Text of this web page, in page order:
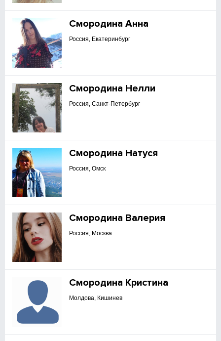
Смородина Анна
Россия, Екатеринбург
Смородина Нелли
Россия, Санкт-Петербург
Смородина Натуся
Россия, Омск
Смородина Валерия
Россия, Москва
Смородина Кристина
Молдова, Кишинев